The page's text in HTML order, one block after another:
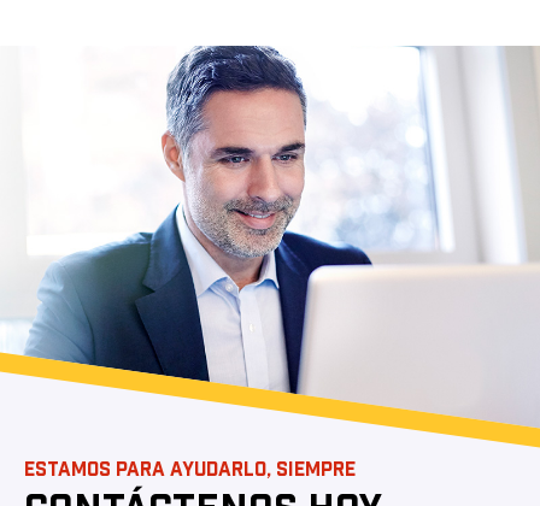
ESTAMOS PARA AYUDARLO, SIEMPRE